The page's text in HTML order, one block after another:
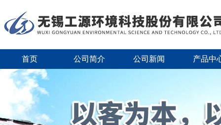
首页 公司简介 公司新闻 产品中